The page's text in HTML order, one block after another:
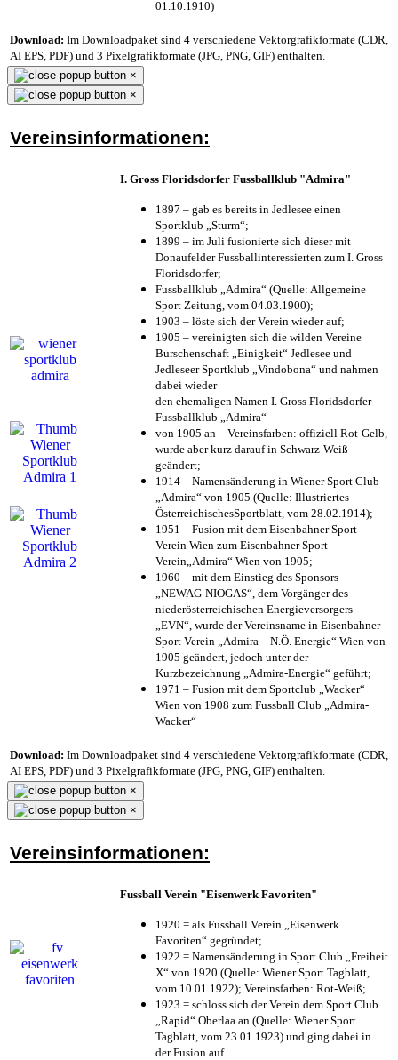
01.10.1910)
Download: Im Downloadpaket sind 4 verschiedene Vektorgrafikformate (CDR,
AI EPS, PDF) und 3 Pixelgrafikformate (JPG, PNG, GIF) enthalten.
×
×
Vereinsinformationen:
I. Gross Floridsdorfer Fussballklub "Admira"
1897 – gab es bereits in Jedlesee einen
Sportklub „Sturm“;
1899 – im Juli fusionierte sich dieser mit
Donaufelder Fussballinteressierten zum I. Gross
Floridsdorfer;
Fussballklub „Admira“ (Quelle: Allgemeine
Sport Zeitung, vom 04.03.1900);
1903 – löste sich der Verein wieder auf;
1905 – vereinigten sich die wilden Vereine
Burschenschaft „Einigkeit“ Jedlesee und
Jedleseer Sportklub „Vindobona“ und nahmen
dabei wieder
den ehemaligen Namen I. Gross Floridsdorfer
Fussballklub „Admira“
von 1905 an – Vereinsfarben: offiziell Rot-Gelb,
wurde aber kurz darauf in Schwarz-Weiß
geändert;
1914 – Namensänderung in Wiener Sport Club
„Admira“ von 1905 (Quelle: Illustriertes
ÖsterreichischesSportblatt, vom 28.02.1914);
1951 – Fusion mit dem Eisenbahner Sport
Verein Wien zum Eisenbahner Sport
Verein„Admira“ Wien von 1905;
1960 – mit dem Einstieg des Sponsors
„NEWAG-NIOGAS“, dem Vorgänger des
niederösterreichischen Energieversorgers
„EVN“, wurde der Vereinsname in Eisenbahner
Sport Verein „Admira – N.Ö. Energie“ Wien von
1905 geändert, jedoch unter der
Kurzbezeichnung „Admira-Energie“ geführt;
1971 – Fusion mit dem Sportclub „Wacker“
Wien von 1908 zum Fussball Club „Admira-
Wacker“
Download: Im Downloadpaket sind 4 verschiedene Vektorgrafikformate (CDR,
AI EPS, PDF) und 3 Pixelgrafikformate (JPG, PNG, GIF) enthalten.
×
×
Vereinsinformationen:
Fussball Verein "Eisenwerk Favoriten"
1920 = als Fussball Verein „Eisenwerk
Favoriten“ gegründet;
1922 = Namensänderung in Sport Club „Freiheit
X“ von 1920 (Quelle: Wiener Sport Tagblatt,
vom 10.01.1922); Vereinsfarben: Rot-Weiß;
1923 = schloss sich der Verein dem Sport Club
„Rapid“ Oberlaa an (Quelle: Wiener Sport
Tagblatt, vom 23.01.1923) und ging dabei in
der Fusion auf